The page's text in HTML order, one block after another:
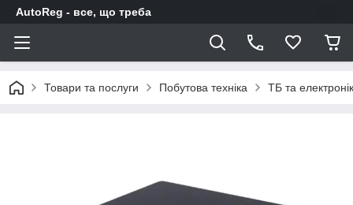
AutoReg - все, що треба
Товари та послуги Побутова техніка ТБ та